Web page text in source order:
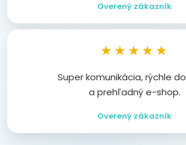
Overený zákazník
★★★★★
Super komunikácia, rýchle
a prehľadný e-shop.
Overený zákazník